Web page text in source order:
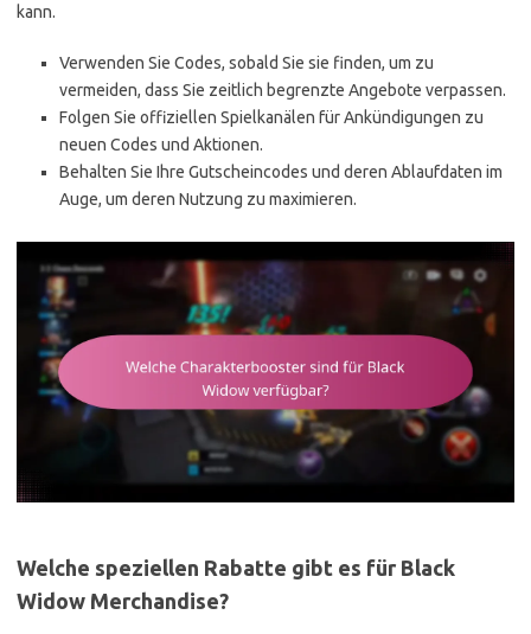
kann.
Verwenden Sie Codes, sobald Sie sie finden, um zu
vermeiden, dass Sie zeitlich begrenzte Angebote verpassen.
Folgen Sie offiziellen Spielkanälen für Ankündigungen zu
neuen Codes und Aktionen.
Behalten Sie Ihre Gutscheincodes und deren Ablaufdaten im
Auge, um deren Nutzung zu maximieren.
Welche speziellen Rabatte gibt es für Black
Widow Merchandise?